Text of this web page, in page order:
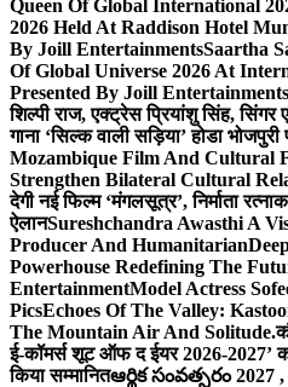
Queen Of Global International
2026 Held At Raddison Hotel
By Joill EntertainmentsSaartha
Of Global Universe 2026 At
Presented By Joill Entertainments
शिल्पी राज, एक्ट्रेस प्रियांशु सिंह, सिंगर
गाना ‘सिल्क वाली सड़िया’ होडा
Mozambique Film And Cultural
Strengthen Bilateral Cultural
देगी नई फिल्म ‘मंगलसूत्र’, निर्माता
ऐलानSureshchandra Awasthi A
Producer And Humanitarian
Powerhouse Redefining The
EntertainmentModel Actress
PicsEchoes Of The Valley:
The Mountain Air And Solitude.
ई-कॉमर्स शूट ऑफ द ईयर 2026-2027’
किया सम्मानितఆర్థిక సంవత్సరం